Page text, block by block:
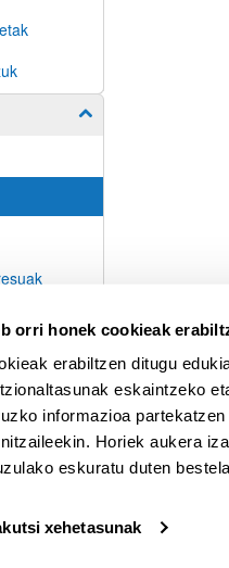
orri honek cookieak
erabiltzen ditugu
eskaintzeko
informazioa
Horiek aukera
eskuratu duten
xehetasunak
Erakutsi/izkutatu